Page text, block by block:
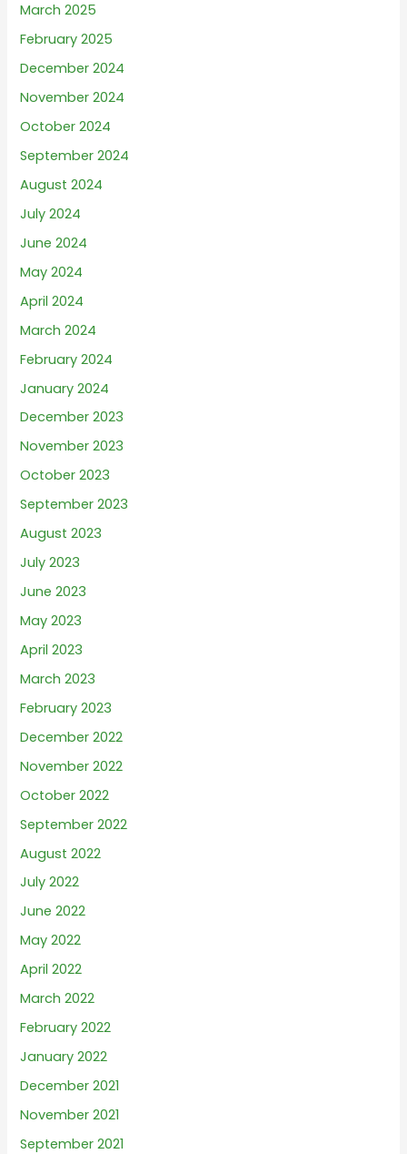
March 2025
February 2025
December 2024
November 2024
October 2024
September 2024
August 2024
July 2024
June 2024
May 2024
April 2024
March 2024
February 2024
January 2024
December 2023
November 2023
October 2023
September 2023
August 2023
July 2023
June 2023
May 2023
April 2023
March 2023
February 2023
December 2022
November 2022
October 2022
September 2022
August 2022
July 2022
June 2022
May 2022
April 2022
March 2022
February 2022
January 2022
December 2021
November 2021
September 2021